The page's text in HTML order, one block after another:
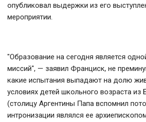
опубликовал выдержки из его
мероприятии.
"Образование на сегодня является
миссий", — заявил Франциск, не
какие испытания выпадают на долю
условиях детей школьного возраста из
(столицу Аргентины Папа вспомнил
интронизации являлся ее